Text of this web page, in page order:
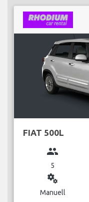
FIAT 500L
group
5
miscellaneous_services
Manuell